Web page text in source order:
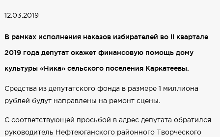
12.03.2019
В рамках исполнения наказов избирателей во II квартале
2019 года депутат окажет финансовую помощь дому
культуры «Ника» сельского поселения Каркатеевы.
Средства из депутатского фонда в размере 1 миллиона
рублей будут направлены на ремонт сцены.
С соответствующей просьбой в адрес депутата обратился
руководитель Нефтеюганского районного Творческого